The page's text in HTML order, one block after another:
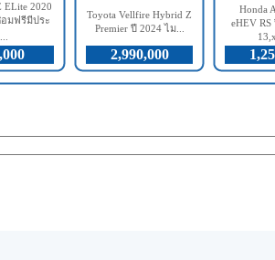
ELite 2020
มฟรีมีประ
Toyota Vellfire Hybrid Z
Premier ปี 2024 ไม...
2,990,000
Honda
eHEV